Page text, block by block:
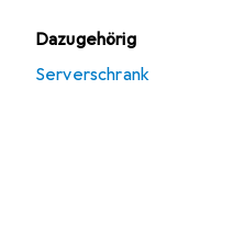
Dazugehörig
Serverschrank